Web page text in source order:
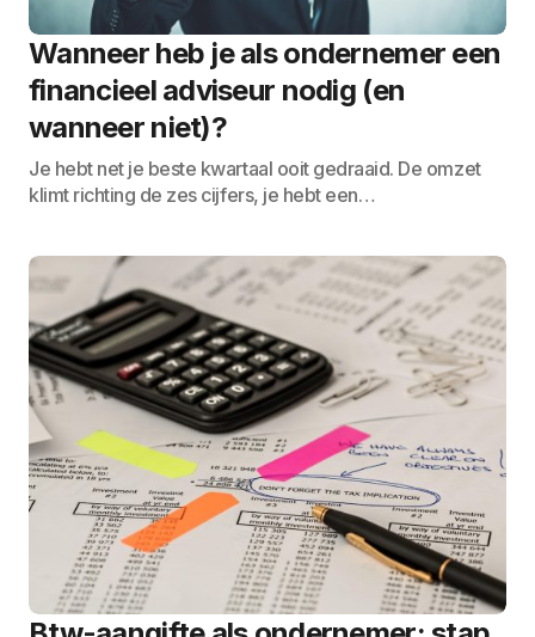
Wanneer heb je als ondernemer een
financieel adviseur nodig (en
wanneer niet)?
Je hebt net je beste kwartaal ooit gedraaid. De omzet
klimt richting de zes cijfers, je hebt een…